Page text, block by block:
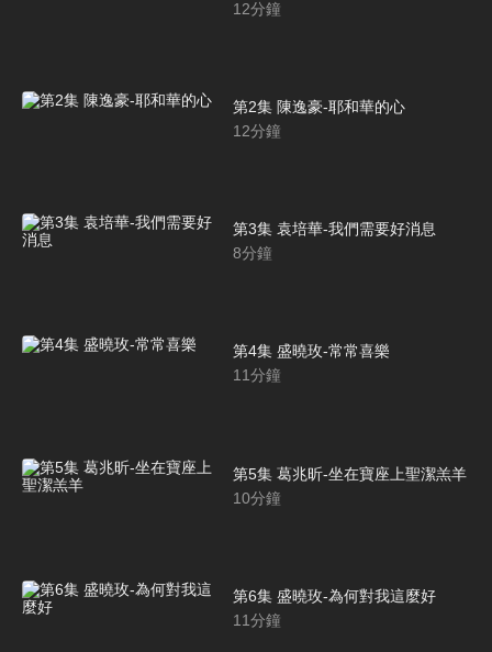
12分鐘
第2集 陳逸豪-耶和華的心
12分鐘
第3集 袁培華-我們需要好消息
8分鐘
第4集 盛曉玫-常常喜樂
11分鐘
第5集 葛兆昕-坐在寶座上聖潔羔羊
10分鐘
第6集 盛曉玫-為何對我這麼好
11分鐘